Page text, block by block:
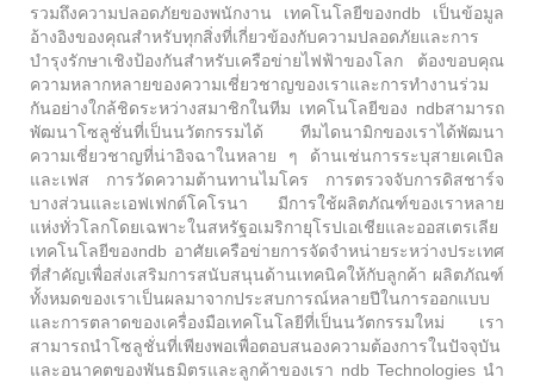
รวมถึงความปลอดภัยของพนักงาน เทคโนโลยีของndb เป็นข้อมูล
อ้างอิงของคุณสำหรับทุกสิ่งที่เกี่ยวข้องกับความปลอดภัยและการ
บำรุงรักษาเชิงป้องกันสำหรับเครือข่ายไฟฟ้าของโลก ต้องขอบคุณ
ความหลากหลายของความเชี่ยวชาญของเราและการทำงานร่วม
กันอย่างใกล้ชิดระหว่างสมาชิกในทีม เทคโนโลยีของ ndbสามารถ
พัฒนาโซลูชั่นที่เป็นนวัตกรรมได้ ทีมไดนามิกของเราได้พัฒนา
ความเชี่ยวชาญที่น่าอิจฉาในหลาย ๆ ด้านเช่นการระบุสายเคเบิล
และเฟส การวัดความต้านทานไมโคร การตรวจจับการดิสชาร์จ
บางส่วนและเอฟเฟกต์โคโรนา มีการใช้ผลิตภัณฑ์ของเราหลาย
แห่งทั่วโลกโดยเฉพาะในสหรัฐอเมริกายุโรปเอเชียและออสเตรเลีย
เทคโนโลยีของndb อาศัยเครือข่ายการจัดจำหน่ายระหว่างประเทศ
ที่สำคัญเพื่อส่งเสริมการสนับสนุนด้านเทคนิคให้กับลูกค้า ผลิตภัณฑ์
ทั้งหมดของเราเป็นผลมาจากประสบการณ์หลายปีในการออกแบบ
และการตลาดของเครื่องมือเทคโนโลยีที่เป็นนวัตกรรมใหม่ เรา
สามารถนำโซลูชั่นที่เพียงพอเพื่อตอบสนองความต้องการในปัจจุบัน
และอนาคตของพันธมิตรและลูกค้าของเรา ndb Technologies นำ